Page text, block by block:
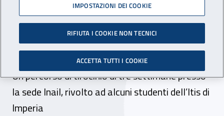
Al via ad Imperia il progetto
di alternanza Scuola-
Lavoro
Un percorso di tirocinio di tre settimane presso
la sede Inail, rivolto ad alcuni studenti dell’Itis di
Imperia
IMPOSTAZIONI DEI COOKIE
RIFIUTA I COOKIE NON TECNICI
ACCETTA TUTTI I COOKIE